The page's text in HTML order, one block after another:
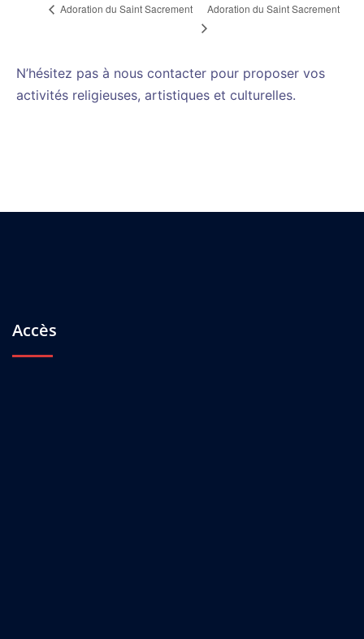
Adoration du Saint Sacrement Adoration du Saint Sacrement
N’hésitez pas à nous contacter pour proposer vos
activités religieuses, artistiques et culturelles.
Accès